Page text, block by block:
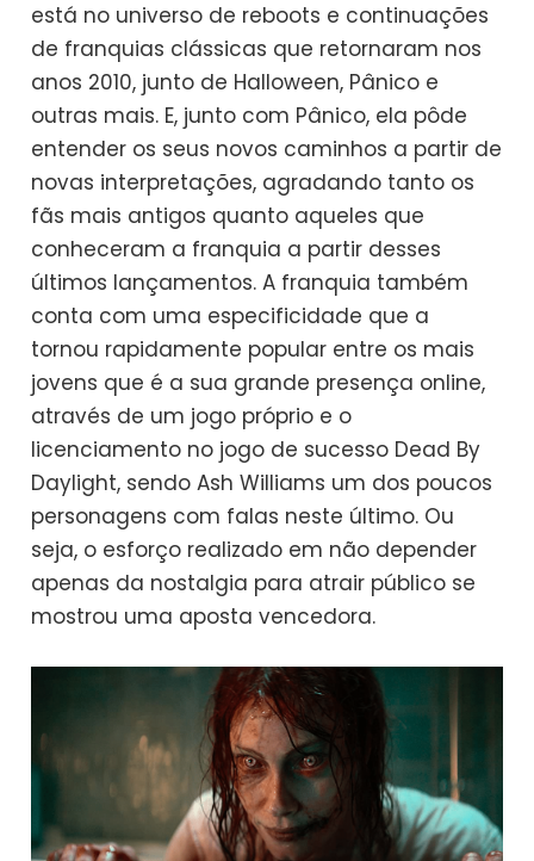
está no universo de reboots e continuações
de franquias clássicas que retornaram nos
anos 2010, junto de Halloween, Pânico e
outras mais. E, junto com Pânico, ela pôde
entender os seus novos caminhos a partir de
novas interpretações, agradando tanto os
fãs mais antigos quanto aqueles que
conheceram a franquia a partir desses
últimos lançamentos. A franquia também
conta com uma especificidade que a
tornou rapidamente popular entre os mais
jovens que é a sua grande presença online,
através de um jogo próprio e o
licenciamento no jogo de sucesso Dead By
Daylight, sendo Ash Williams um dos poucos
personagens com falas neste último. Ou
seja, o esforço realizado em não depender
apenas da nostalgia para atrair público se
mostrou uma aposta vencedora.